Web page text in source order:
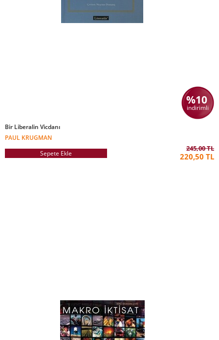
%10
indirimli
Bir Liberalin Vicdanı
PAUL KRUGMAN
Sepete Ekle
245,00 TL
220,50 TL